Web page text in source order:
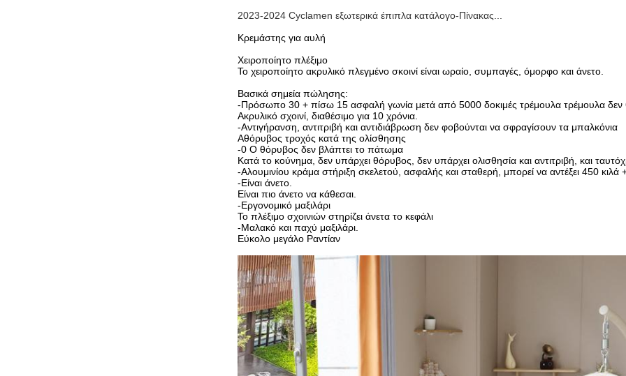
2023-2024 Cyclamen εξωτερικά έπιπλα κατάλογο-Πίνακας...
Κρεμάστης για αυλή
Χειροποίητο πλέξιμο
Το χειροποίητο ακρυλικό πλεγμένο σκοινί είναι ωραίο, συμπαγές, όμορφο και άνετο.
Βασικά σημεία πώλησης:
-Πρόσωπο 30 + πίσω 15 ασφαλή γωνία μετά από 5000 δοκιμές τρέμουλα τρέμουλα δεν
Ακρυλικό σχοινί, διαθέσιμο για 10 χρόνια.
-Αντιγήρανση, αντιτριβή και αντιδιάβρωση δεν φοβούνται να σφραγίσουν τα μπαλκόνια
Αθόρυβος τροχός κατά της ολίσθησης
-0 Ο θόρυβος δεν βλάπτει το πάτωμα
Κατά το κούνημα, δεν υπάρχει θόρυβος, δεν υπάρχει ολισθησία και αντιτριβή, και
-Αλουμινίου κράμα στήριξη σκελετού, ασφαλής και σταθερή, μπορεί να αντέξει 450 κιλά
-Είναι άνετο.
Είναι πιο άνετο να κάθεσαι.
-Εργονομικό μαξιλάρι
Το πλέξιμο σχοινιών στηρίζει άνετα το κεφάλι
-Μαλακό και παχύ μαξιλάρι.
Εύκολο μεγάλο Ραντίαν